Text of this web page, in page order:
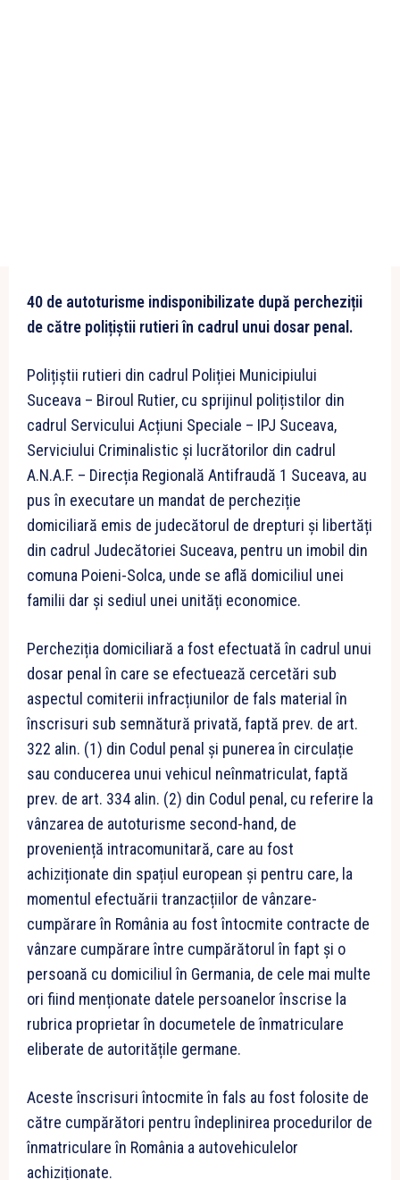
40 de autoturisme indisponibilizate după percheziții
de către polițiștii rutieri în cadrul unui dosar penal.
Polițiștii rutieri din cadrul Poliției Municipiului
Suceava – Biroul Rutier, cu sprijinul polițistilor din
cadrul Servicului Acțiuni Speciale – IPJ Suceava,
Serviciului Criminalistic și lucrătorilor din cadrul
A.N.A.F. – Direcția Regională Antifraudă 1 Suceava, au
pus în executare un mandat de percheziție
domiciliară emis de judecătorul de drepturi și libertăți
din cadrul Judecătoriei Suceava, pentru un imobil din
comuna Poieni-Solca, unde se află domiciliul unei
familii dar și sediul unei unități economice.
Percheziția domiciliară a fost efectuată în cadrul unui
dosar penal în care se efectuează cercetări sub
aspectul comiterii infracțiunilor de fals material în
înscrisuri sub semnătură privată, faptă prev. de art.
322 alin. (1) din Codul penal și punerea în circulație
sau conducerea unui vehicul neînmatriculat, faptă
prev. de art. 334 alin. (2) din Codul penal, cu referire la
vânzarea de autoturisme second-hand, de
proveniență intracomunitară, care au fost
achiziționate din spațiul european și pentru care, la
momentul efectuării tranzacțiilor de vânzare-
cumpărare în România au fost întocmite contracte de
vânzare cumpărare între cumpărătorul în fapt și o
persoană cu domiciliul în Germania, de cele mai multe
ori fiind menționate datele persoanelor înscrise la
rubrica proprietar în documetele de înmatriculare
eliberate de autoritățile germane.
Aceste înscrisuri întocmite în fals au fost folosite de
către cumpărători pentru îndeplinirea procedurilor de
înmatriculare în România a autovehiculelor
achiziționate.